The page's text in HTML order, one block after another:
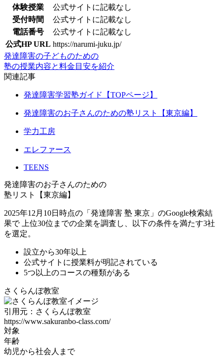
体験授業
公式サイトに記載なし
受付時間
公式サイトに記載なし
電話番号
公式サイトに記載なし
公式HP URL https://narumi-juku.jp/
発達障害の子どものための
塾の授業内容と料金目安を紹介
関連記事
発達障害学習塾ガイド【TOPページ】
発達障害のお子さんのための塾リスト【東京編】
学力工房
エレファース
TEENS
発達障害のお子さんのための
塾リスト【東京編】
2025年12月10日時点の「発達障害 塾 東京」のGoogle検索結
果で 上位30位までの企業を調査し、以下の条件を満たす3社
を選定。
設立から30年以上
公式サイトに授業料が明記されている
5つ以上のコースの種類がある
さくらんぼ教室
引用元：さくらんぼ教室
https://www.sakuranbo-class.com/
対象
年齢
幼児から社会人まで